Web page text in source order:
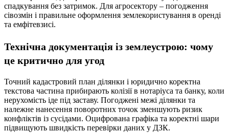
спадкування без затримок. Для агросектору – погодження
сівозмін і правильне оформлення землекористування в оренді
та емфітевзисі.
Технічна документація із землеустрою: чому
це критично для угод
Точний кадастровий план ділянки і юридично коректна
текстова частина прибирають колізії в нотаріуса та банку, коли
нерухомість іде під заставу. Погоджені межі ділянки та
належне нанесення поворотних точок зменшують ризик
конфліктів із сусідами. Оцифрована графіка та коректні шари
підвищують швидкість перевірки даних у ДЗК.